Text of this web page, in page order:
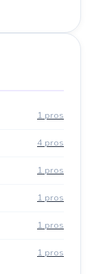
1 pros
4 pros
1 pros
1 pros
1 pros
1 pros